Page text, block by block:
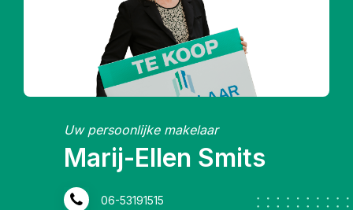
Uw persoonlijke makelaar
Marij-Ellen Smits
06-53191515